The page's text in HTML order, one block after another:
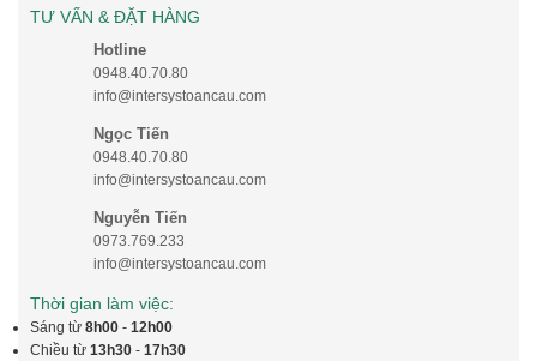
TƯ VẤN & ĐẶT HÀNG
Hotline
0948.40.70.80
info@intersystoancau.com
Ngọc Tiến
0948.40.70.80
info@intersystoancau.com
Nguyễn Tiến
0973.769.233
info@intersystoancau.com
Thời gian làm việc:
Sáng từ 8h00 - 12h00
Chiều từ 13h30 - 17h30